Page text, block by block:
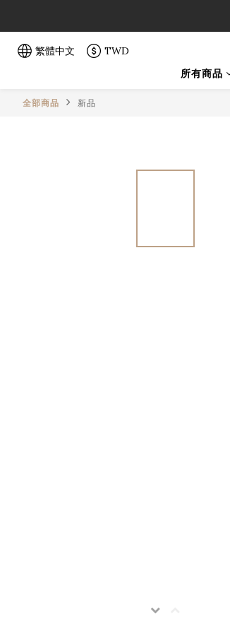
繁體中文 TWD
所有商品
全部商品 新品